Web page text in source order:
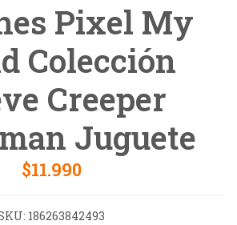
Pixel My
Colección
Creeper
Juguete
$11.990
186263842493